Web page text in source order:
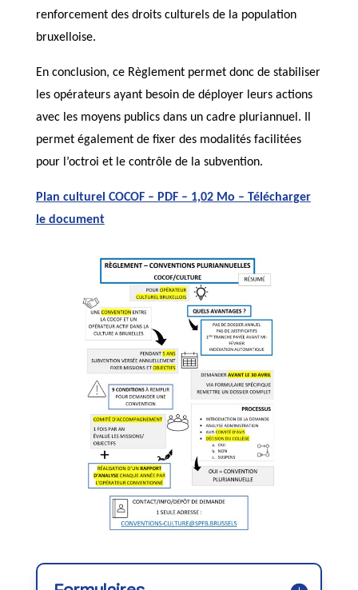
renforcement des droits culturels de la population
bruxelloise.
En conclusion, ce Règlement permet donc de stabiliser
les opérateurs ayant besoin de déployer leurs actions
avec les moyens publics dans un cadre pluriannuel. Il
permet également de fixer des modalités facilitées
pour l’octroi et le contrôle de la subvention.
Plan culturel COCOF – PDF – 1,02 Mo – Télécharger
le document